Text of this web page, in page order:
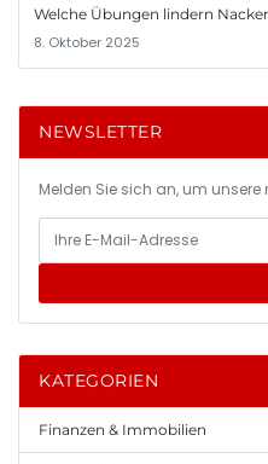
Welche Übungen lindern
8. Oktober 2025
NEWSLETTER
Melden Sie sich an, um
KATEGORIEN
Finanzen & Immobilien